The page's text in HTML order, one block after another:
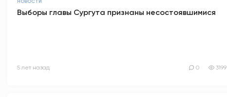
НОВОСТИ
Выборы главы Сургута признаны несостоявшимися
5 лет назад 0 3199